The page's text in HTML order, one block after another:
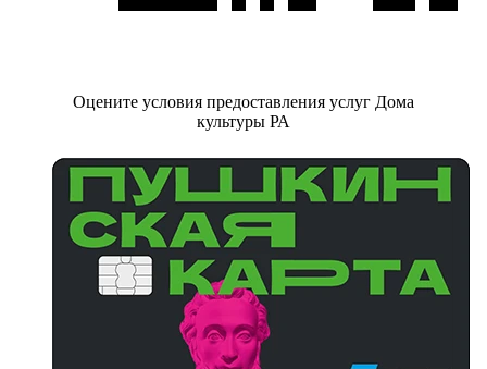
Оцените условия предоставления услуг Дома
культуры РА